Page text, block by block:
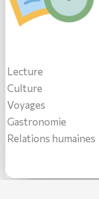
Lecture
Culture
Voyages
Gastronomie
Relations humaines